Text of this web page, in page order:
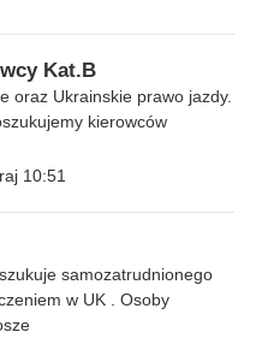
Kat.B
oraz Ukrainskie prawo jazdy.
kierowców
10:51
samozatrudnionego
w UK . Osoby